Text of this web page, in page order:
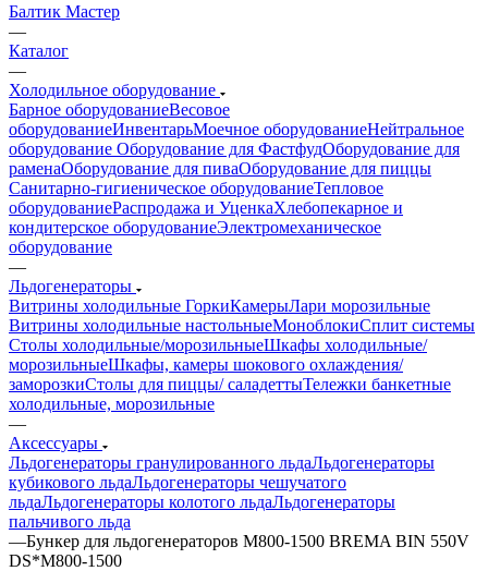
Балтик Мастер
—
Каталог
—
Холодильное оборудование
Барное оборудованиеВесовое
оборудованиеИнвентарьМоечное оборудованиеНейтральное
оборудование Оборудование для ФастфудОборудование для
раменаОборудование для пиваОборудование для пиццы
Санитарно-гигиеническое оборудованиеТепловое
оборудованиеРаспродажа и УценкаХлебопекарное и
кондитерское оборудованиеЭлектромеханическое
оборудование
—
Льдогенераторы
Витрины холодильные ГоркиКамерыЛари морозильные
Витрины холодильные настольныеМоноблокиСплит системы
Столы холодильные/морозильныеШкафы холодильные/
морозильныеШкафы, камеры шокового охлаждения/
заморозкиСтолы для пиццы/ саладеттыТележки банкетные
холодильные, морозильные
—
Аксессуары
Льдогенераторы гранулированного льдаЛьдогенераторы
кубикового льдаЛьдогенераторы чешучатого
льдаЛьдогенераторы колотого льдаЛьдогенераторы
пальчивого льда
—Бункер для льдогенераторов M800-1500 BREMA BIN 550V
DS*M800-1500